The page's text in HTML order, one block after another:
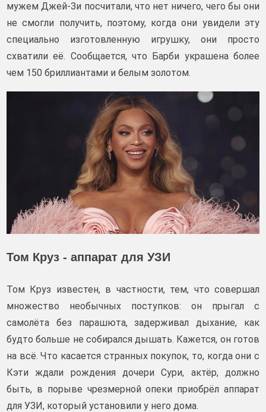
мужем Джей-Зи посчитали, что нет ничего, чего бы они
не смогли получить, поэтому, когда они увидели эту
специально изготовленную игрушку, они просто
схватили её. Сообщается, что Барби украшена более
чем 150 бриллиантами и белым золотом.
Том Круз - аппарат для УЗИ
Том Круз известен, в частности, тем, что совершал
множество необычных поступков: он прыгал с
самолёта без парашюта, задерживал дыхание, как
будто больше не собирался дышать. Кажется, он готов
на всё. Что касается странных покупок, то, когда они с
Кэти ждали рождения дочери Сури, актёр, должно
быть, в порыве чрезмерной опеки приобрёл аппарат
для УЗИ, который установили у него дома.